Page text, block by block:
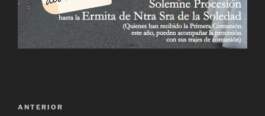
Entrada
ANTERIOR